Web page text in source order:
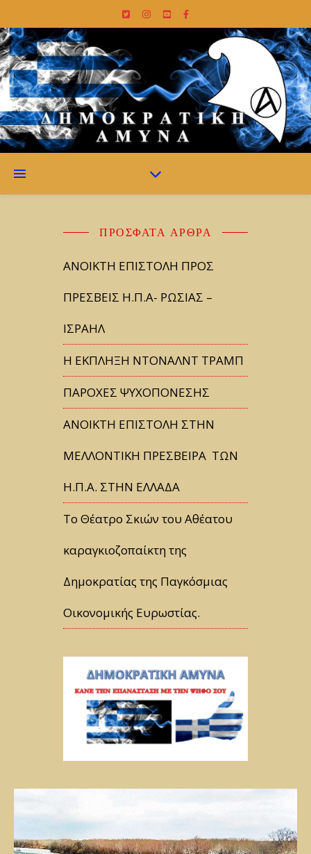
ΠΡΌΣΦΑΤΑ ΆΡΘΡΑ
ΑΝΟΙΚΤΗ ΕΠΙΣΤΟΛΗ ΠΡΟΣ
ΠΡΕΣΒΕΙΣ Η.Π.Α- ΡΩΣΙΑΣ –
ΙΣΡΑΗΛ
Η ΕΚΠΛΗΞΗ ΝΤΟΝΑΛΝΤ ΤΡΑΜΠ
ΠΑΡΟΧΕΣ ΨΥΧΟΠΟΝΕΣΗΣ
ΑΝΟΙΚΤΗ ΕΠΙΣΤΟΛΗ ΣΤΗΝ
ΜΕΛΛΟΝΤΙΚΗ ΠΡΕΣΒΕΙΡΑ ΤΩΝ
Η.Π.Α. ΣΤΗΝ ΕΛΛΑΔΑ
Tο Θέατρο Σκιών του Αθέατου
καραγκιοζοπαίκτη της
Δημοκρατίας της Παγκόσμιας
Οικονομικής Ευρωστίας.